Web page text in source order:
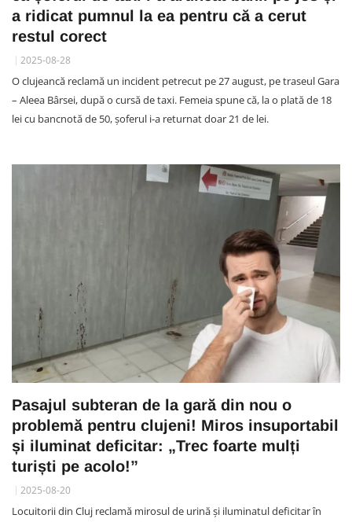
a ridicat pumnul la ea pentru că a cerut
restul corect
2025-08-28
O clujeancă reclamă un incident petrecut pe 27 august, pe traseul Gara
– Aleea Bârsei, după o cursă de taxi. Femeia spune că, la o plată de 18
lei cu bancnotă de 50, șoferul i-a returnat doar 21 de lei.
Pasajul subteran de la gară din nou o
problemă pentru clujeni! Miros insuportabil
și iluminat deficitar: „Trec foarte mulți
turiști pe acolo!”
2025-08-20
Locuitorii din Cluj reclamă mirosul de urină și iluminatul deficitar în